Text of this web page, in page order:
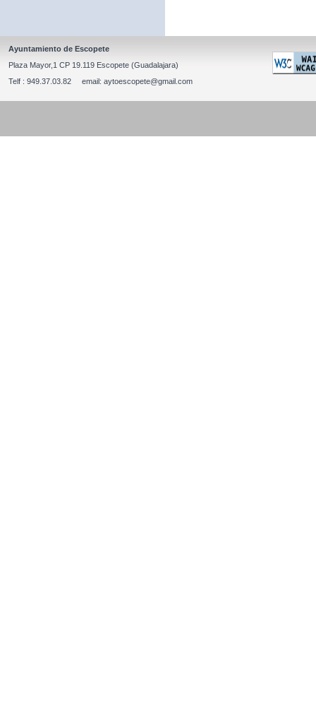
Ayuntamiento de Escopete
Plaza Mayor,1 CP 19.119 Escopete (Guadalajara)
Telf : 949.37.03.82 email: aytoescopete@gmail.com